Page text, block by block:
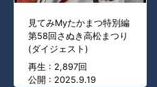
見てみMyたかまつ特別編
第58回さぬき高松まつり
(ダイジェスト)
再生 : 2,897回
公開 : 2025.9.19